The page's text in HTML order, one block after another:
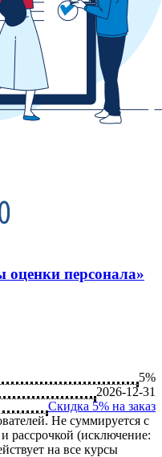
персонала»
5%
2026-12-31
Скидка 5% на заказ
Не суммируется c
рассрочкой (исключение:
на все курсы